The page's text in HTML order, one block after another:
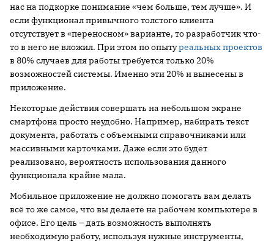
нас на подкорке понимание «чем больше, тем лучше». И
если функционал привычного толстого клиента
отсутствует в «переносном» варианте, то разработчик что-
то в него не вложил. При этом по опытуреальных проектов
в 80% случаев для работы требуется только 20%
возможностей системы. Именно эти 20% и вынесены в
приложение.
Некоторые действия совершать на небольшом экране
смартфона просто неудобно. Например, набирать текст
документа, работать с объемными справочниками или
массивными карточками. Даже если это будет
реализовано, вероятность использования данного
функционала крайне мала.
Мобильное приложение не должно помогать вам делать
всё то же самое, что вы делаете на рабочем компьютере в
офисе. Его цель – дать возможность выполнять
необходимую работу, используя нужные инструменты,